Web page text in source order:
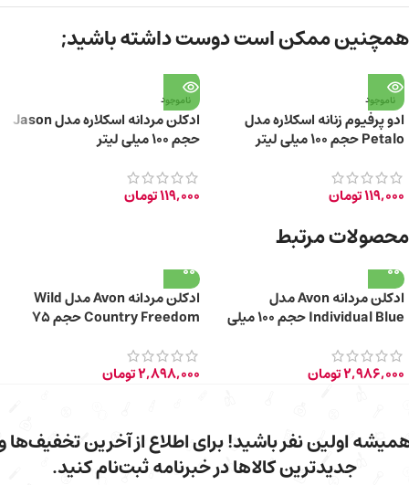
همچنین ممکن است دوست داشته باشید;
ناموجود
ادو پرفیوم زنانه اسکلاره مدل
Petalo حجم 100 میلی لیتر
119,000تومان
ناموجود
ادکلن مردانه اسکلاره مدل Jason
حجم 100 میلی لیتر
119,000تومان
محصولات مرتبط
ادکلن مردانه Avon مدل
Individual Blue حجم 100 میلی
2,986,000تومان
ادکلن مردانه Avon مدل Wild
Country Freedom حجم 75
2,898,000تومان
اولین نفر باشید! برای اطلاع از آخرین تخفیف‌ها
جدیدترین کالاها در خبرنامه ثبت‌نام کنید.